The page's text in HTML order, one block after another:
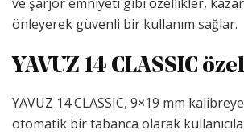
önleyerek güvenli bir kullanım sağlar.
YAVUZ 14 CLASSIC
YAVUZ 14 CLASSIC, 9×19 mm
otomatik bir tabanca olarak